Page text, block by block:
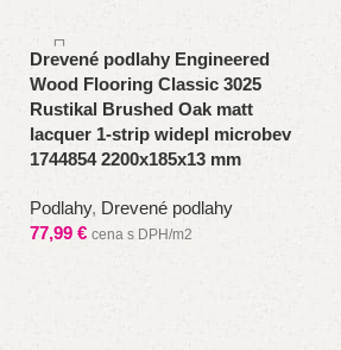
Drevené podlahy Engineered
Wood Flooring Classic 3025
Rustikal Brushed Oak matt
lacquer 1-strip widepl microbev
1744854 2200x185x13 mm
Podlahy, Drevené podlahy
77,99 € cena s DPH/m2